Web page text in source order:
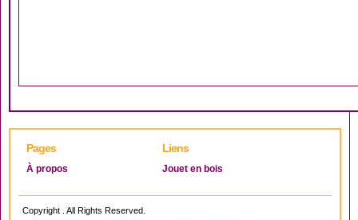
Pages
À propos
Liens
Jouet en bois
Copyright . All Rights Reserved.